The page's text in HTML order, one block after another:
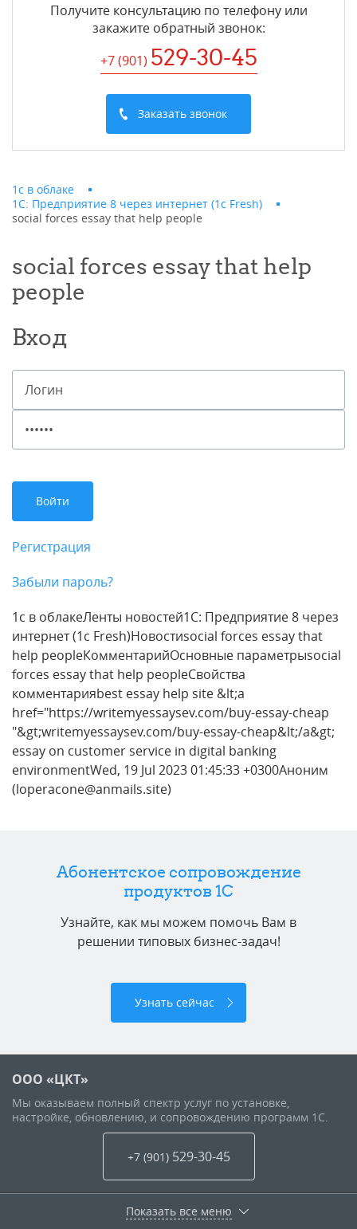
Получите консультацию по телефону или
закажите обратный звонок:
+7 (901) 529-30-45
Заказать звонок
1с в облаке
1С: Предприятие 8 через интернет (1c Fresh)
social forces essay that help people
social forces essay that help
people
Вход
Регистрация
Забыли пароль?
1с в облакеЛенты новостей1С: Предприятие 8 через
интернет (1c Fresh)Новостиsocial forces essay that
help peopleКомментарийОсновные параметрыsocial
forces essay that help peopleСвойства
комментарияbest essay help site &lt;a
href="https://writemyessaysev.com/buy-essay-cheap
"&gt;writemyessaysev.com/buy-essay-cheap&lt;/a&gt;
essay on customer service in digital banking
environmentWed, 19 Jul 2023 01:45:33 +0300Аноним
(loperacone@anmails.site)
Абонентское сопровождение
продуктов 1C
Узнайте, как мы можем помочь Вам в
решении типовых бизнес-задач!
Узнать сейчас
ООО «ЦКТ»
Мы оказываем полный спектр услуг по установке,
настройке, обновлению, и сопровождению программ 1С.
+7 (901) 529-30-45
Показать все меню